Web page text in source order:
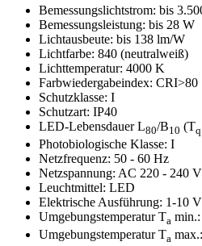
Bemessungslichtstrom: bis
Bemessungsleistung: bis 28 W
Lichtausbeute: bis 138 lm/W
Lichtfarbe: 840 (neutralweiß)
Lichttemperatur: 4000 K
Farbwiedergabeindex: CRI>80
Schutzklasse: I
Schutzart: IP40
LED-Lebensdauer L80/B10 (Tq
Photobiologische Klasse: I
Netzfrequenz: 50 - 60 Hz
Netzspannung: AC 220 - 240 V
Leuchtmittel: LED
Elektrische Ausführung: 1-10 V
Umgebungstemperatur Ta min.:
Umgebungstemperatur Ta max.: